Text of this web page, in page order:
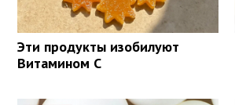
Эти продукты изобилуют
Витамином С